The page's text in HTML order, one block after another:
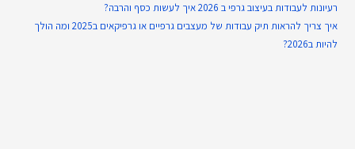
רעיונות לעבודות בעיצוב גרפי ב 2026 איך לעשות כסף והרבה?
איך צריך להראות תיק עבודות של מעצבים גרפיים או גרפיקאים ב2025 ומה הולך
להיות ב2026?